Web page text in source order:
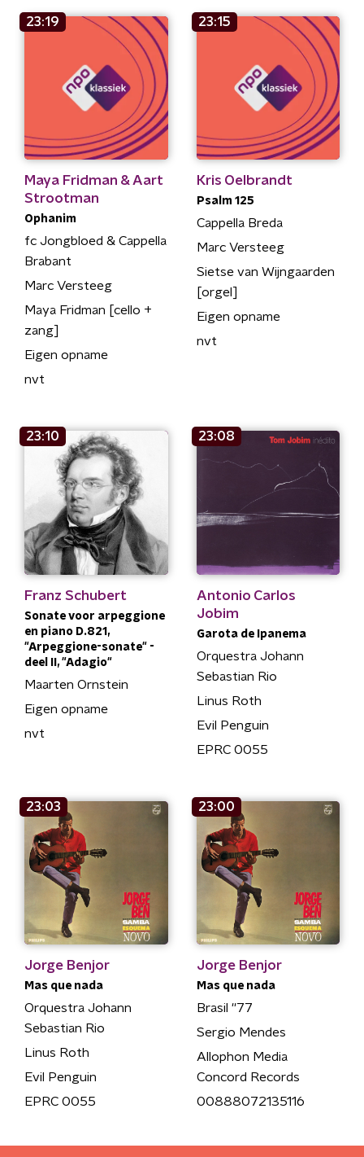
23:19
Maya Fridman & Aart
Strootman
Ophanim
fc Jongbloed & Cappella
Brabant
Marc Versteeg
Maya Fridman [cello +
zang]
Eigen opname
nvt
23:15
Kris Oelbrandt
Psalm 125
Cappella Breda
Marc Versteeg
Sietse van Wijngaarden
[orgel]
Eigen opname
nvt
23:10
Franz Schubert
Sonate voor arpeggione
en piano D.821,
"Arpeggione-sonate" -
deel II, "Adagio"
Maarten Ornstein
Eigen opname
nvt
23:08
Antonio Carlos
Jobim
Garota de Ipanema
Orquestra Johann
Sebastian Rio
Linus Roth
Evil Penguin
EPRC 0055
23:03
Jorge Benjor
Mas que nada
Orquestra Johann
Sebastian Rio
Linus Roth
Evil Penguin
EPRC 0055
23:00
Jorge Benjor
Mas que nada
Brasil ''77
Sergio Mendes
Allophon Media
Concord Records
00888072135116